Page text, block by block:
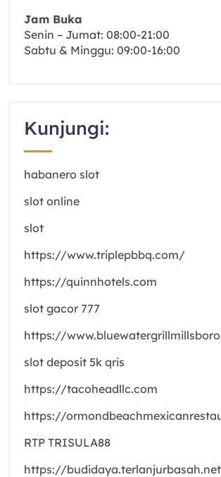
Jam Buka
Senin – Jumat: 08:00-21:00
Sabtu & Minggu: 09:00-16:00
Kunjungi:
habanero slot
slot online
slot
https://www.triplepbbq.com/
https://quinnhotels.com
slot gacor 777
https://
slot deposit 5k qris
https://tacoheadllc.com
https://
RTP TRISULA88
https://